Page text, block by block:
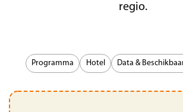
regio.
Programma Hotel Data &